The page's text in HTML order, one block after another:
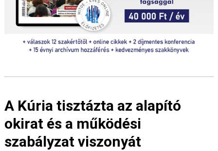
A Kúria tisztázta az alapító
okirat és a működési
szabályzat viszonyát